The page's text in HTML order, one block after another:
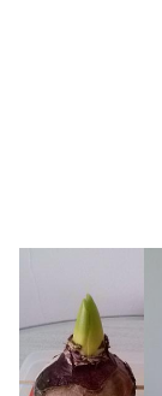
วง
หญิง
ผู้ชาย